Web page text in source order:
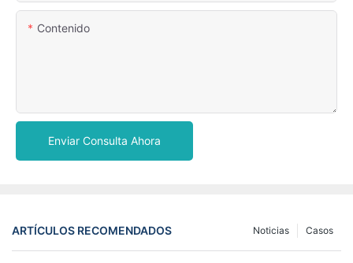
Contenido
Enviar Consulta Ahora
ARTÍCULOS RECOMENDADOS Casos
Noticias